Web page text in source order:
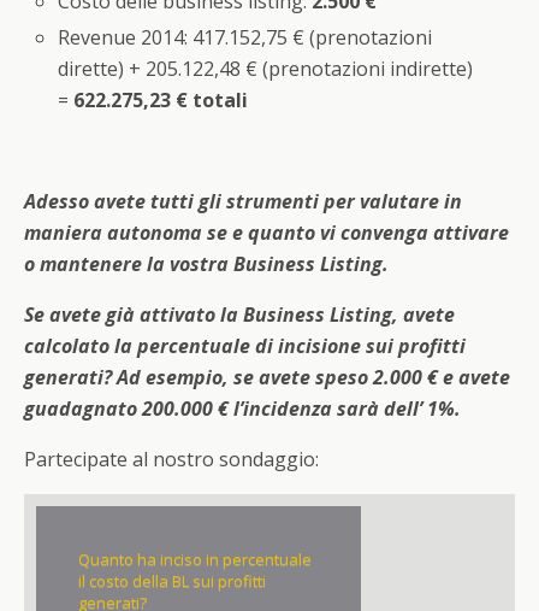
Revenue 2014: 417.152,75 € (prenotazioni
dirette) + 205.122,48 € (prenotazioni indirette)
= 622.275,23 € totali
Adesso avete tutti gli strumenti per valutare in
maniera autonoma se e quanto vi convenga attivare
o mantenere la vostra Business Listing.
Se avete già attivato la Business Listing, avete
calcolato la percentuale di incisione sui profitti
generati? Ad esempio, se avete speso 2.000 € e avete
guadagnato 200.000 € l’incidenza sarà dell’ 1%.
Partecipate al nostro sondaggio:
Quanto ha inciso in percentuale
il costo della BL sui profitti
generati?